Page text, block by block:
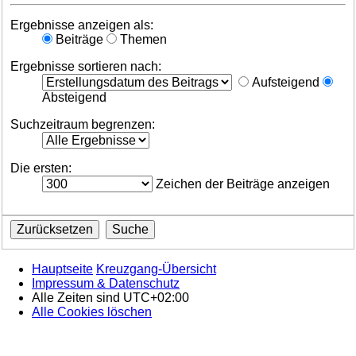
Ergebnisse anzeigen als:
Beiträge
Themen
Ergebnisse sortieren nach:
Aufsteigend
Absteigend
Suchzeitraum begrenzen:
Die ersten:
Zeichen der Beiträge anzeigen
Hauptseite Kreuzgang-Übersicht
Impressum & Datenschutz
Alle Zeiten sind UTC+02:00
Alle Cookies löschen